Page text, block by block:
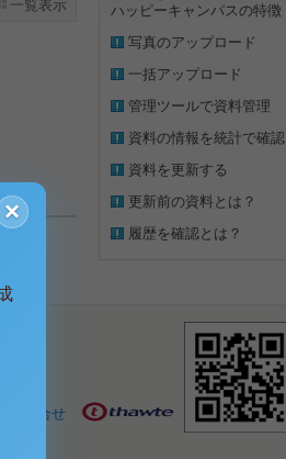
一覧表示
ハッピーキャンパスの特徴
写真のアップロード
一括アップロード
管理ツールで資料管理
資料の情報を統計で確認
資料を更新する
更新前の資料とは？
履歴を確認とは？
お問合せ
×